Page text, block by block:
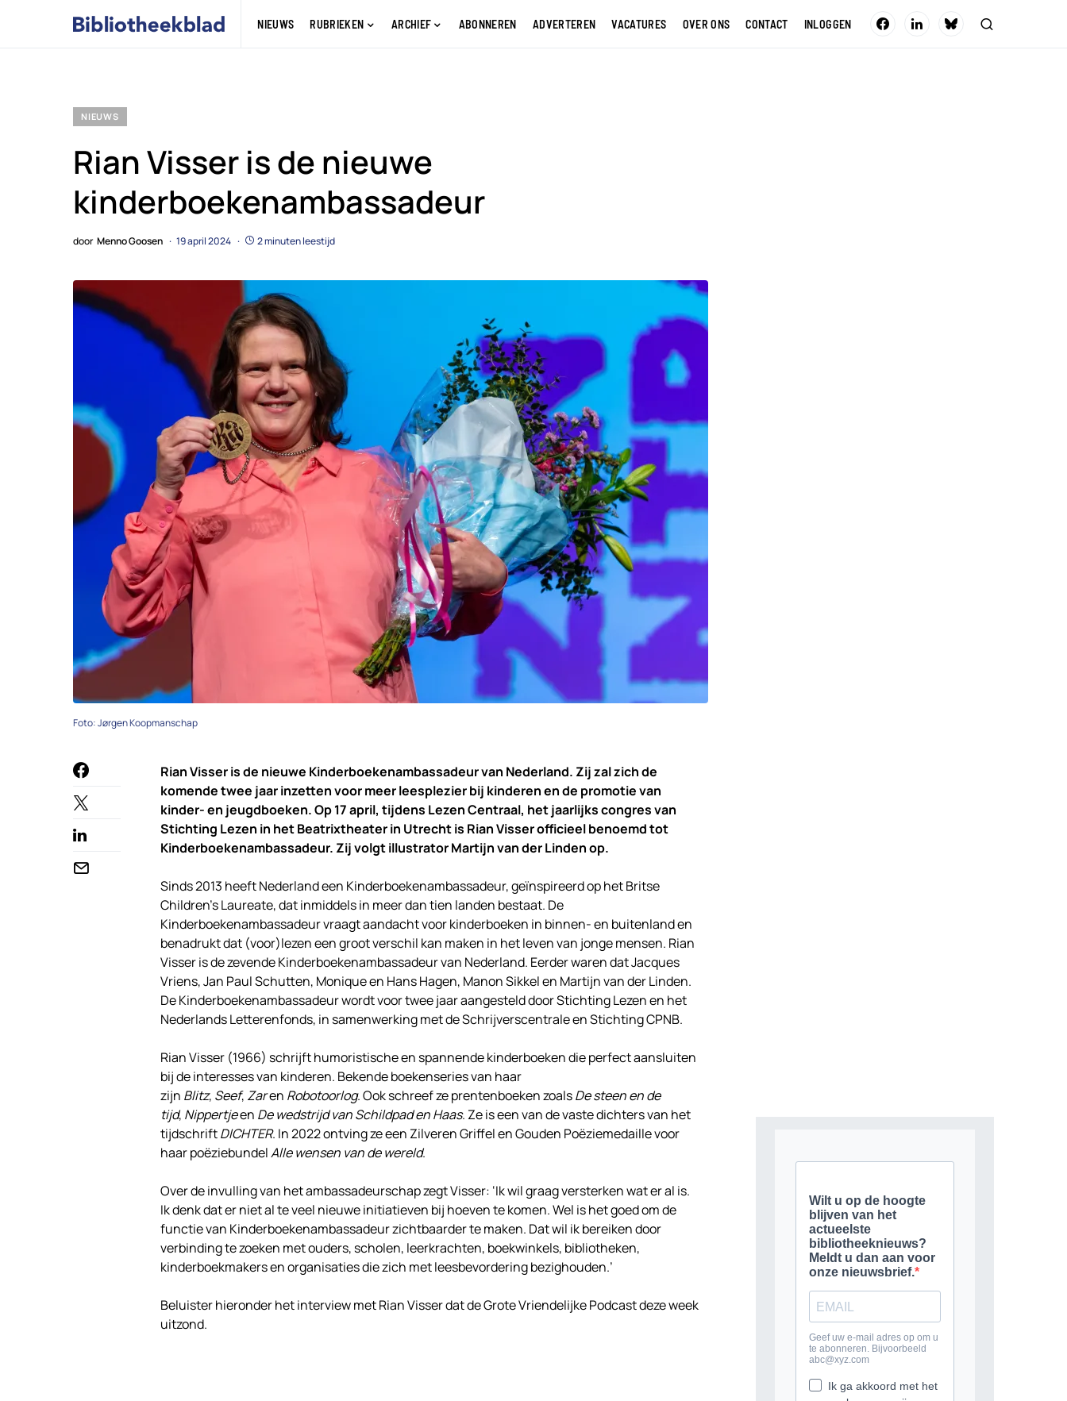
NIEUWS RUBRIEKEN ARCHIEF ABONNEREN ADVERTEREN VACATURES OVER ONS CONTACT INLOGGEN
NIEUWS
Rian Visser is de nieuwe
kinderboekenambassadeur
door Menno Goosen 19 april 2024 2 minuten leestijd
Foto: Jørgen Koopmanschap
Rian Visser is de nieuwe Kinderboekenambassadeur van Nederland. Zij zal zich de
komende twee jaar inzetten voor meer leesplezier bij kinderen en de promotie van
kinder- en jeugdboeken. Op 17 april, tijdens Lezen Centraal, het jaarlijks congres van
Stichting Lezen in het Beatrixtheater in Utrecht is Rian Visser officieel benoemd tot
Kinderboekenambassadeur. Zij volgt illustrator Martijn van der Linden op.
Sinds 2013 heeft Nederland een Kinderboekenambassadeur, geïnspireerd op het Britse
Children’s Laureate, dat inmiddels in meer dan tien landen bestaat. De
Kinderboekenambassadeur vraagt aandacht voor kinderboeken in binnen- en buitenland en
benadrukt dat (voor)lezen een groot verschil kan maken in het leven van jonge mensen. Rian
Visser is de zevende Kinderboekenambassadeur van Nederland. Eerder waren dat Jacques
Vriens, Jan Paul Schutten, Monique en Hans Hagen, Manon Sikkel en Martijn van der Linden.
De Kinderboekenambassadeur wordt voor twee jaar aangesteld door Stichting Lezen en het
Nederlands Letterenfonds, in samenwerking met de Schrijverscentrale en Stichting CPNB.
Rian Visser (1966) schrijft humoristische en spannende kinderboeken die perfect aansluiten
bij de interesses van kinderen. Bekende boekenseries van haar
zijn Blitz, Seef, Zaren Robotoorlog. Ook schreef ze prentenboeken zoalsDe steen en de
tijd, Nippertjeen De wedstrijd van Schildpad en Haas. Ze is een van de vaste dichters van het
tijdschriftDICHTER. In 2022 ontving ze een Zilveren Griffel en Gouden Poëziemedaille voor
haar poëziebundelAlle wensen van de wereld.
Over de invulling van het ambassadeurschap zegt Visser: ‘Ik wil graag versterken wat er al is.
Ik denk dat er niet al te veel nieuwe initiatieven bij hoeven te komen. Wel is het goed om de
functie van Kinderboekenambassadeur zichtbaarder te maken. Dat wil ik bereiken door
verbinding te zoeken met ouders, scholen, leerkrachten, boekwinkels, bibliotheken,
kinderboekmakers en organisaties die zich met leesbevordering bezighouden.’
Beluister hieronder het interview met Rian Visser dat de Grote Vriendelijke Podcast deze week
uitzond.